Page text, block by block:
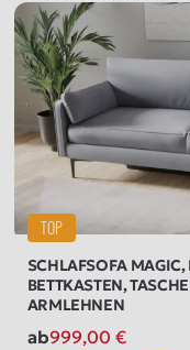
TOP
SCHLAFSOFA
BETTKASTEN,
ARMLEHNEN
ab999,00 €